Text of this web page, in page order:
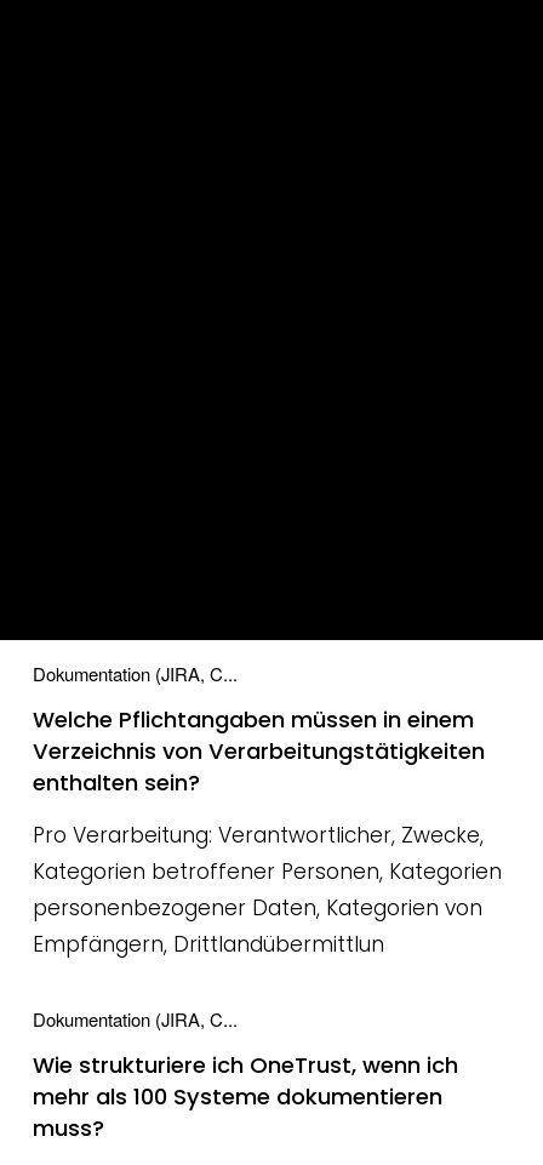
Dokumentation (JIRA, C...
Welche Pflichtangaben müssen in einem
Verzeichnis von Verarbeitungstätigkeiten
enthalten sein?
Pro Verarbeitung: Verantwortlicher, Zwecke,
Kategorien betroffener Personen, Kategorien
personenbezogener Daten, Kategorien von
Empfängern, Drittlandübermittlun
Dokumentation (JIRA, C...
Wie strukturiere ich OneTrust, wenn ich
mehr als 100 Systeme dokumentieren
muss?